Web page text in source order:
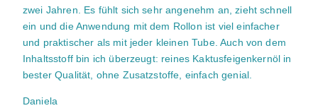
zwei Jahren. Es fühlt sich sehr angenehm an, zieht schnell
ein und die Anwendung mit dem Rollon ist viel einfacher
und praktischer als mit jeder kleinen Tube. Auch von dem
Inhaltsstoff bin ich überzeugt: reines Kaktusfeigenkernöl in
bester Qualität, ohne Zusatzstoffe, einfach genial.
Daniela